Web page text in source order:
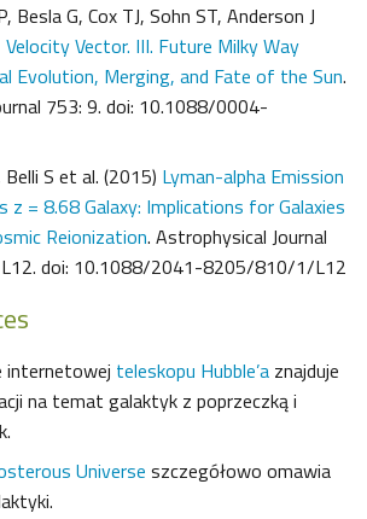
Besla G, Cox TJ, Sohn ST, Anderson J
Vector. III. Future Milky Way
Evolution, Merging, and Fate of the Sun.
753: 9. doi: 10.1088/0004-
S et al. (2015) Lyman-alpha Emission
z = 8.68 Galaxy: Implications for Galaxies
Reionization. Astrophysical Journal
doi: 10.1088/2041-8205/810/1/L12
internetowej teleskopu Hubble’a znajduje
na temat galaktyk z poprzeczką i
Universe szczegółowo omawia